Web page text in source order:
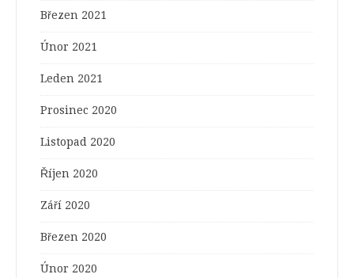
Březen 2021
Únor 2021
Leden 2021
Prosinec 2020
Listopad 2020
Říjen 2020
Září 2020
Březen 2020
Únor 2020